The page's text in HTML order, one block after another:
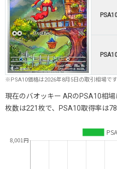
※PSA10価格は2026年8月5日の取引相場です
現在のバオッキー ARのPSA10相
枚数は221枚で、PSA10取得率は